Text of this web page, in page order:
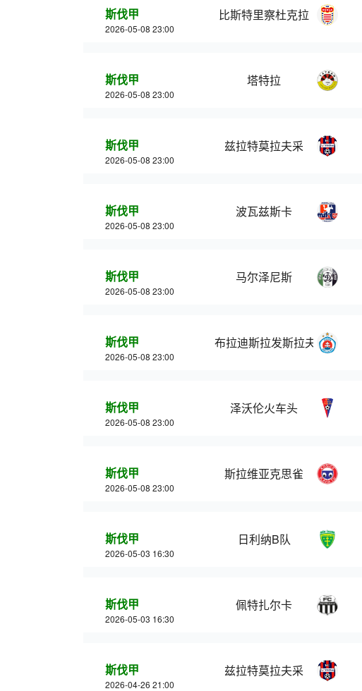
斯伐甲
2026-05-08 23:00
比斯特里察杜克拉
斯伐甲
2026-05-08 23:00
塔特拉
斯伐甲
2026-05-08 23:00
兹拉特莫拉夫采
斯伐甲
2026-05-08 23:00
波瓦兹斯卡
斯伐甲
2026-05-08 23:00
马尔泽尼斯
斯伐甲
2026-05-08 23:00
布拉迪斯拉发斯拉夫人B队
斯伐甲
2026-05-08 23:00
泽沃伦火车头
斯伐甲
2026-05-08 23:00
斯拉维亚克思雀
斯伐甲
2026-05-03 16:30
日利纳B队
斯伐甲
2026-05-03 16:30
佩特扎尔卡
斯伐甲
2026-04-26 21:00
兹拉特莫拉夫采